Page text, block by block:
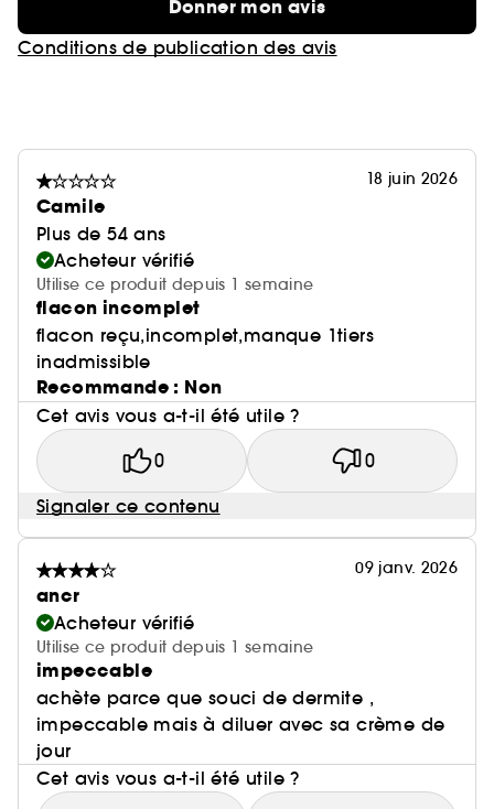
Donner mon avis
Conditions de publication des avis
18 juin 2026
Camile
Plus de 54 ans
Acheteur vérifié
Utilise ce produit depuis 1 semaine
flacon incomplet
flacon reçu,incomplet,manque 1tiers
inadmissible
Recommande : Non
Cet avis vous a-t-il été utile ?
0 0
Signaler ce contenu
09 janv. 2026
ancr
Acheteur vérifié
Utilise ce produit depuis 1 semaine
impeccable
achète parce que souci de dermite ,
impeccable mais à diluer avec sa crème de
jour
Cet avis vous a-t-il été utile ?